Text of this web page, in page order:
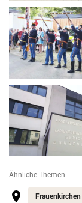
Ähnliche Themen
Frauenkirchen